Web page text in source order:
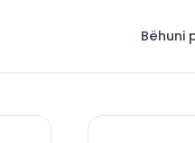
Bëhuni